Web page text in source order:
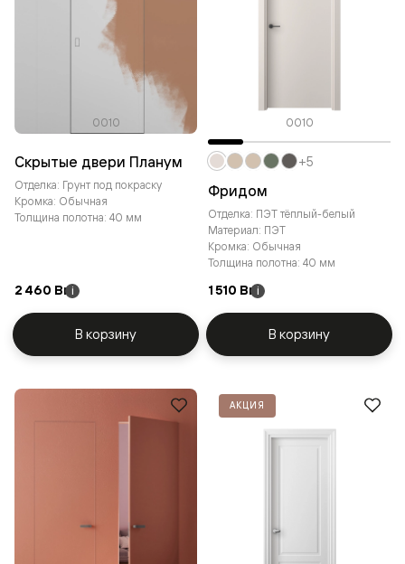
0010
Скрытые двери Планум
Отделка: Грунт под покраску
Кромка: Обычная
Толщина полотна: 40 мм
2 460 Br i
В корзину
0010
Фридом
Отделка: ПЭТ тёплый-белый
Материал: ПЭТ
Кромка: Обычная
Толщина полотна: 40 мм
1 510 Br i
+5
В корзину
АКЦИЯ